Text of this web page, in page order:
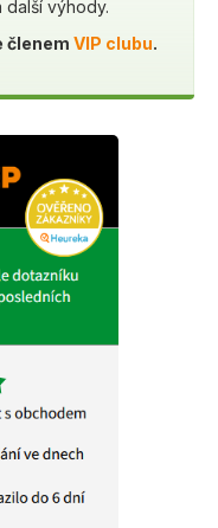
výhody.
členem VIP clubu.